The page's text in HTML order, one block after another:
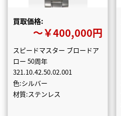
買取価格:
〜￥400,000円
スピードマスター ブロードア
ロー 50周年
321.10.42.50.02.001
色:シルバー
材質:ステンレス